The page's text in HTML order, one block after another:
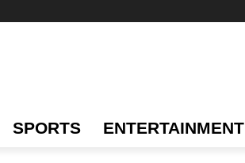
SPORTS ENTERTAINMENT